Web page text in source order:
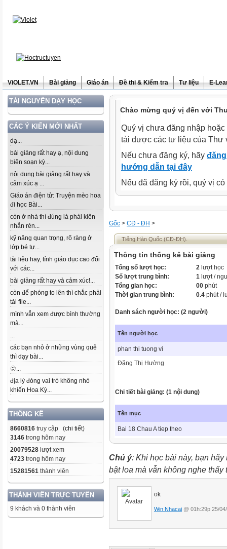
ViOLET.VN Bài giảng Giáo án Đề thi & Kiểm tra Tư liệu E-
TÀI NGUYÊN DẠY HỌC
CÁC Ý KIẾN MỚI NHẤT
dạ...
bài giảng rất hay ạ, nội dung
biên soạn kỳ...
nội dung bài giảng rất hay và
cảm xúc ạ ...
Giáo án điện tử: Truyện mèo hoa
đi học Bài...
còn ở nhà thì đúng là phải kiên
nhẫn rèn...
kỹ năng quan trọng, rõ ràng ở
lớp bé tự...
tài liệu hay, tính giáo dục cao đối
với các...
bài giảng rất hay và cảm xúc!...
còn để phóng to lên thì chắc phải
tải file...
mình vẫn xem được bình thường
mà...
...
các bạn nhỏ ở những vùng quê
thì dạy bài...
🫥...
địa lý đóng vai trò không nhỏ
khiến Hoa Kỳ...
THỐNG KÊ
8660816 truy cập (chi tiết)
3146 trong hôm nay
20079528 lượt xem
4723 trong hôm nay
15281561 thành viên
THÀNH VIÊN TRỰC TUYẾN
9 khách và 0 thành viên
Chào mừng quý vị đến với
Quý vị chưa đăng nhập
tải được các tư liệu của Thư
Nếu chưa đăng ký, hãy
hướng dẫn tại đây
Nếu đã đăng ký rồi, quý vị
Gốc > CĐ - ĐH >
Tiếng Hàn Quốc (CĐ-ĐH).
Thông tin thống kê bài giảng
Tổng số lượt học: 2 lượt học
Số lượt trung bình:
1 lượt /
Tổng gian học:
00 phút
Thời gian trung bình:
0.4 phút /
Danh sách người học: (2 người)
Tên người học
phan thi tuong vi
Đặng Thị Hường
Chi tiết bài giảng: (1 nội dung)
Tên mục
Bai 18 Chau A tiep theo
Chú ý: Khi học bài này, bạn
bật loa mà vẫn không nghe
ok
Win Nhacai @ 01h:29p 25/